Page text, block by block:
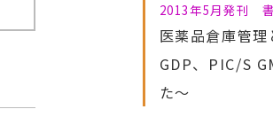
2013年5月発刊
医薬品倉庫管
GDP、PIC/S
た～